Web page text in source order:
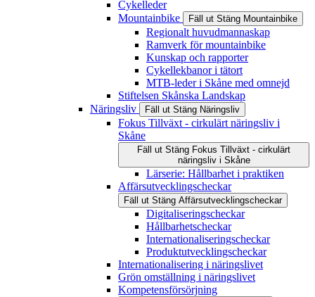
Cykelleder
Mountainbike
Fäll ut Stäng Mountainbike
Regionalt huvudmannaskap
Ramverk för mountainbike
Kunskap och rapporter
Cykellekbanor i tätort
MTB-leder i Skåne med omnejd
Stiftelsen Skånska Landskap
Näringsliv
Fäll ut Stäng Näringsliv
Fokus Tillväxt - cirkulärt näringsliv i
Skåne
Fäll ut Stäng Fokus Tillväxt - cirkulärt
näringsliv i Skåne
Lärserie: Hållbarhet i praktiken
Affärsutvecklingscheckar
Fäll ut Stäng Affärsutvecklingscheckar
Digitaliseringscheckar
Hållbarhetscheckar
Internationaliseringscheckar
Produktutvecklingscheckar
Internationalisering i näringslivet
Grön omställning i näringslivet
Kompetensförsörjning